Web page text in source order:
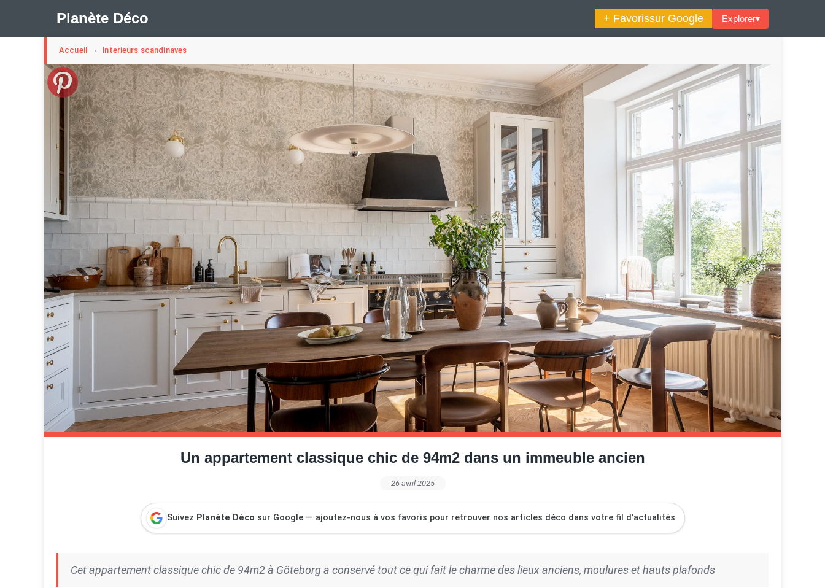
Planète Déco + Favorissur Google Explorer▾
🛍︎ Shop Planète Déco ℹ︎ À propos
Appartement Design Cabanes Decoration Noël Design Suédois En Quelques Photos Idées Déco En 10 Photos La Semaine Décoration Et Design
Méli-Mélo Suédois
Publi Reportage Tendance Interieurs Scandinaves La Décoration Selon Votre Signe Astrologique Les Trouvailles Déco Du Jour
Loft
Maison Appartement Écologique
Maison Container/container House Maison D'hôtes Maison Et Appartement Vintage On Décode La Déco Petite Surface
Piscine
Question De Style
Renovation Revue De Week End Tiny House
Accueil › interieurs scandinaves
Un appartement classique chic de 94m2 dans un immeuble ancien
26 avril 2025
Suivez Planète Déco sur Google — ajoutez-nous à vos favoris pour retrouver nos articles déco dans votre fil d'actualités
Cet appartement classique chic de 94m2 à Göteborg a conservé tout ce qui fait le charme des lieux anciens, moulures et hauts plafonds